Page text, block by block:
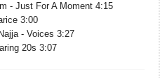
- Just For A Moment 4:15
3:00
- Voices 3:27
20s 3:07